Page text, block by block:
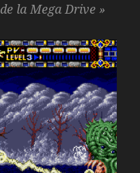
la Mega Drive »